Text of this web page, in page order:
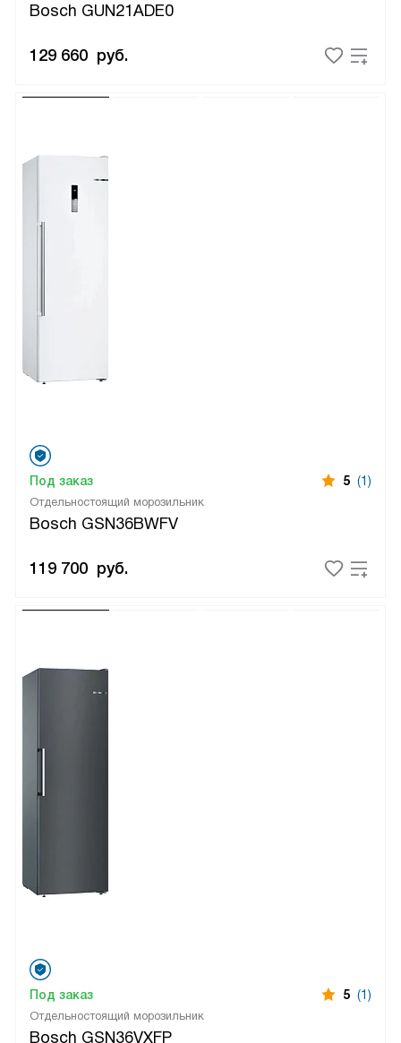
Bosch GUN21ADE0
129 660 руб.
Отдельностоящий морозильник
Bosch GSN36BWFV
Под заказ 5 (1)
119 700 руб.
Отдельностоящий морозильник
Bosch GSN36VXFP
Под заказ 5 (1)